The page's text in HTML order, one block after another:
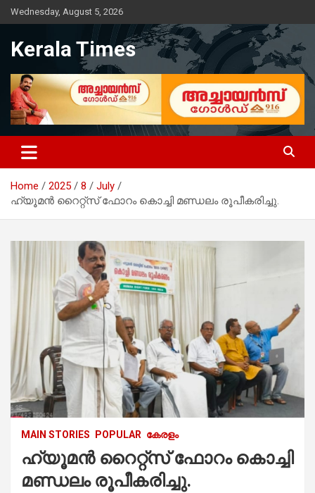
Skip
to
Wednesday, August 5, 2026
Kerala Times
Home 2025 8
July
ഹ്യൂമൻ റൈറ്റ്സ് ഫോറം കൊച്ചി മണ്ഡലം രൂപീകരിച്ചു.
MAIN STORIES POPULAR കേരളം
ഹ്യൂമൻ റൈറ്റ്സ് ഫോറം കൊച്ചി
മണ്ഡലം രൂപീകരിച്ചു.